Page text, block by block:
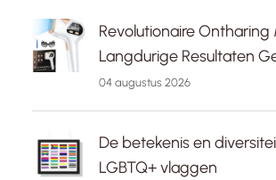
Revolutionaire Ontharing
Langdurige Resultaten
04 augustus 2026
De betekenis en
LGBTQ+ vlaggen